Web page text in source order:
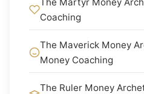
Coaching
The Maverick Money
Money Coaching
The Ruler Money